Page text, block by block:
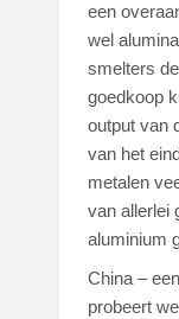
een
wel
smelters
goedkoop
output van
van het
metalen
van allerlei
aluminium
China –
probeert